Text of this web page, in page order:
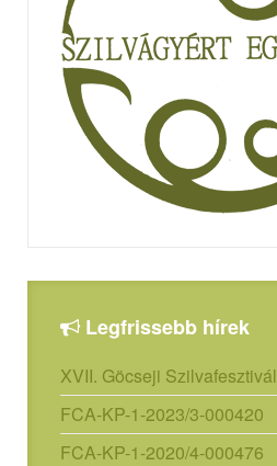
Legfrissebb hírek
XVII. Göcseji Szilvafesztivál
FCA-KP-1-2023/3-000420
FCA-KP-1-2020/4-000476